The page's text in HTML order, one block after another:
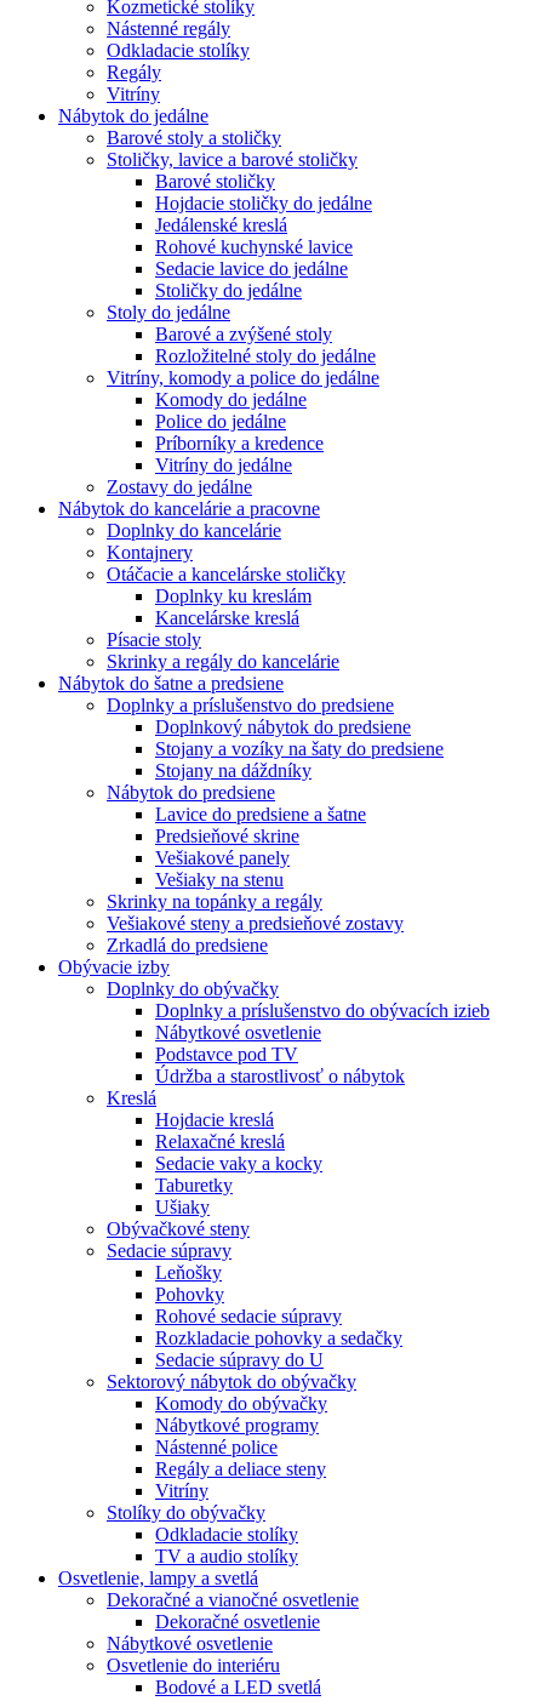
Kozmetické stolíky
Nástenné regály
Odkladacie stolíky
Regály
Vitríny
Nábytok do jedálne
Barové stoly a stoličky
Stoličky, lavice a barové stoličky
Barové stoličky
Hojdacie stoličky do jedálne
Jedálenské kreslá
Rohové kuchynské lavice
Sedacie lavice do jedálne
Stoličky do jedálne
Stoly do jedálne
Barové a zvýšené stoly
Rozložitelné stoly do jedálne
Vitríny, komody a police do jedálne
Komody do jedálne
Police do jedálne
Príborníky a kredence
Vitríny do jedálne
Zostavy do jedálne
Nábytok do kancelárie a pracovne
Doplnky do kancelárie
Kontajnery
Otáčacie a kancelárske stoličky
Doplnky ku kreslám
Kancelárske kreslá
Písacie stoly
Skrinky a regály do kancelárie
Nábytok do šatne a predsiene
Doplnky a príslušenstvo do predsiene
Doplnkový nábytok do predsiene
Stojany a vozíky na šaty do predsiene
Stojany na dáždníky
Nábytok do predsiene
Lavice do predsiene a šatne
Predsieňové skrine
Vešiakové panely
Vešiaky na stenu
Skrinky na topánky a regály
Vešiakové steny a predsieňové zostavy
Zrkadlá do predsiene
Obývacie izby
Doplnky do obývačky
Doplnky a príslušenstvo do obývacích izieb
Nábytkové osvetlenie
Podstavce pod TV
Údržba a starostlivosť o nábytok
Kreslá
Hojdacie kreslá
Relaxačné kreslá
Sedacie vaky a kocky
Taburetky
Ušiaky
Obývačkové steny
Sedacie súpravy
Leňošky
Pohovky
Rohové sedacie súpravy
Rozkladacie pohovky a sedačky
Sedacie súpravy do U
Sektorový nábytok do obývačky
Komody do obývačky
Nábytkové programy
Nástenné police
Regály a deliace steny
Vitríny
Stolíky do obývačky
Odkladacie stolíky
TV a audio stolíky
Osvetlenie, lampy a svetlá
Dekoračné a vianočné osvetlenie
Dekoračné osvetlenie
Nábytkové osvetlenie
Osvetlenie do interiéru
Bodové a LED svetlá